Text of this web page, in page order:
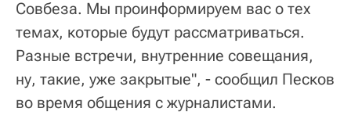
Совбеза. Мы проинформируем вас о тех
темах, которые будут рассматриваться.
Разные встречи, внутренние совещания,
ну, такие, уже закрытые", - сообщил Песков
во время общения с журналистами.